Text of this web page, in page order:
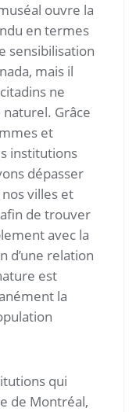
ouvre la
en termes
sensibilisation
mais il
ne
Grâce
et
institutions
dépasser
villes et
de trouver
avec la
d’une relation
est
la
qui
de Montréal,